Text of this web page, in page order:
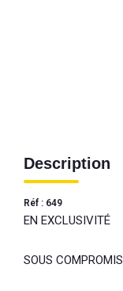
Description
Réf : 649
EN EXCLUSIVITÉ
SOUS COMPROMIS